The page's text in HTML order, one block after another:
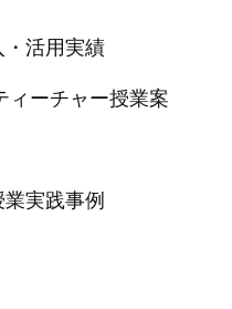
活用実績
ィーチャー授業案
実践事例